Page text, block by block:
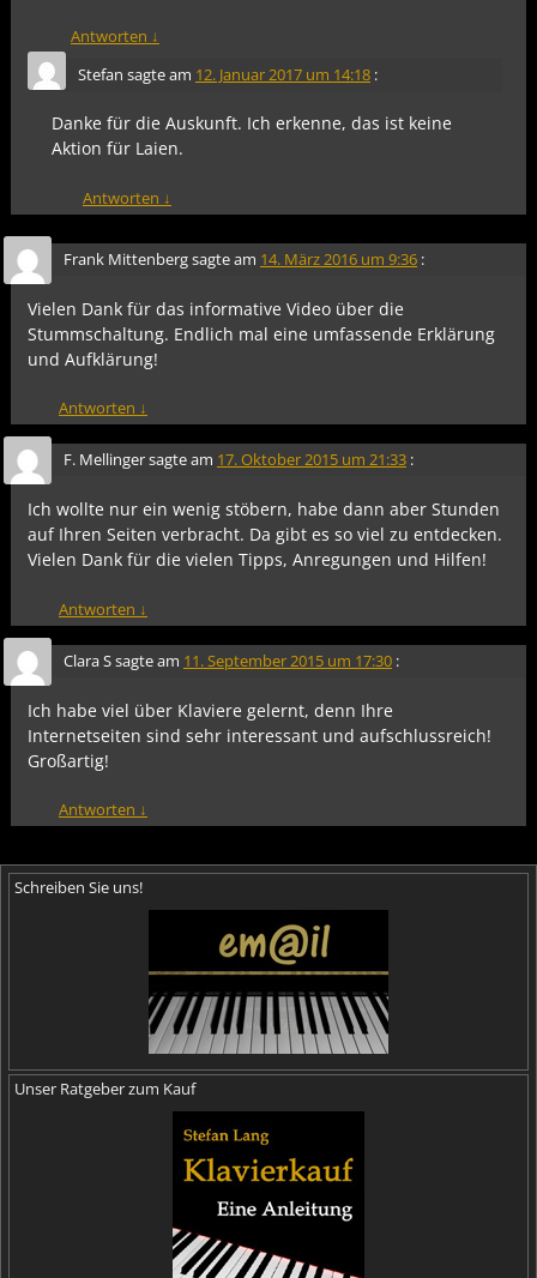
Antworten ↓
Stefan sagte am 12. Januar 2017 um 14:18 :
Danke für die Auskunft. Ich erkenne, das ist keine
Aktion für Laien.
Antworten ↓
Frank Mittenbergsagte am 14. März 2016 um 9:36 :
Vielen Dank für das informative Video über die
Stummschaltung. Endlich mal eine umfassende Erklärung
und Aufklärung!
Antworten ↓
F. Mellingersagte am 17. Oktober 2015 um 21:33 :
Ich wollte nur ein wenig stöbern, habe dann aber Stunden
auf Ihren Seiten verbracht. Da gibt es so viel zu entdecken.
Vielen Dank für die vielen Tipps, Anregungen und Hilfen!
Antworten ↓
Clara Ssagte am 11. September 2015 um 17:30 :
Ich habe viel über Klaviere gelernt, denn Ihre
Internetseiten sind sehr interessant und aufschlussreich!
Großartig!
Antworten ↓
Schreiben Sie uns!
Unser Ratgeber zum Kauf